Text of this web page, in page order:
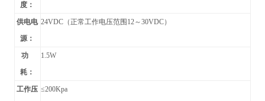
度：
供电电
源：
24VDC（正常工作电压范围12～30VDC）
功
耗：
1.5W
工作压 ≤200Kpa